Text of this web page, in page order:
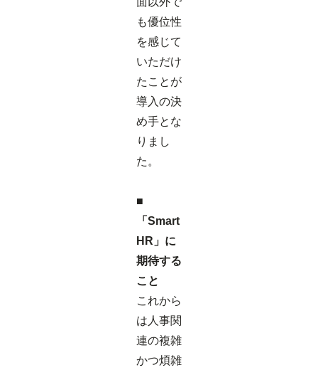
も優位性
を感じて
いただけ
たことが
導入の決
め手とな
りまし
た。
■
「Smart
HR」に
期待する
こと
これから
は人事関
連の複雑
かつ煩雑